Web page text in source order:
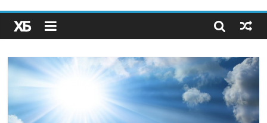
Секрет супергидратации: почему кокосовая вода с
пребиотиками становится главным трендом
здорового питания